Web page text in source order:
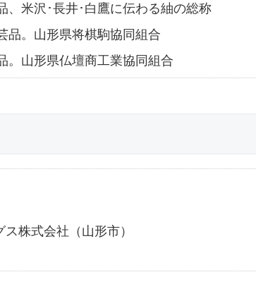
、米沢･長井･白鷹に伝わる紬の総称
品。山形県将棋駒協同組合
。山形県仏壇商工業協同組合
株式会社（山形市）